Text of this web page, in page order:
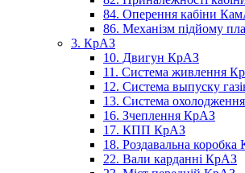
84. Оперення кабіни
86. Механізм підйому
3. КрАЗ
10. Двигун КрАЗ
11. Система живлення
12. Система выпуску
13. Система
16. Зчеплення КрАЗ
17. КПП КрАЗ
18. Роздавальна
22. Вали карданні КрАЗ